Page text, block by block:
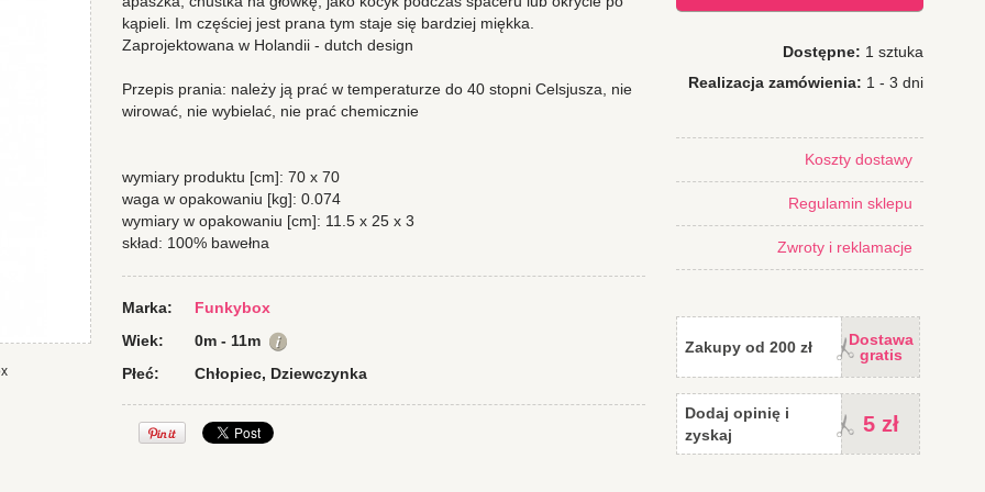
kąpieli. Im częściej jest prana tym staje się bardziej miękka.
Zaprojektowana w Holandii - dutch design
Przepis prania: należy ją prać w temperaturze do 40 stopni Celsjusza, nie
wirować, nie wybielać, nie prać chemicznie
wymiary produktu [cm]: 70 x 70
waga w opakowaniu [kg]: 0.074
wymiary w opakowaniu [cm]: 11.5 x 25 x 3
skład: 100% bawełna
Marka:
Funkybox
Wiek:
0m - 11m
Płeć:
Chłopiec, Dziewczynka
Dostępne: 1 sztuka
Realizacja zamówienia: 1 - 3 dni
Koszty dostawy
Regulamin sklepu
Zwroty i reklamacje
Zakupy od 200 zł
Dostawa
gratis
Dodaj opinię i
zyskaj
5 zł